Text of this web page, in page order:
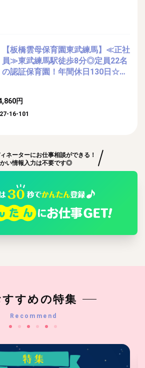
【板橋雲母保育園東武練馬】≪正社
員≫東武練馬駅徒歩8分◎定員22名
の認証保育園！年間休日130日☆保
円
16-101
ネーターにお仕事相談ができる！
い情報入力は不要です◎
すすめの特集
Recommend